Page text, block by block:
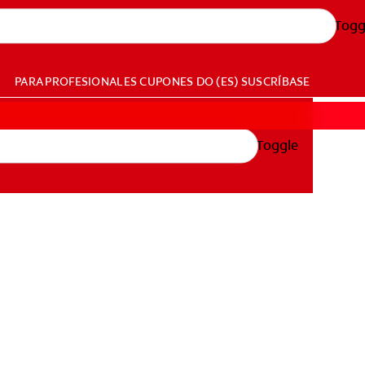
PARA PROFESIONALESCUPONES DO (ES) SUSCRÍBASE
Toggle